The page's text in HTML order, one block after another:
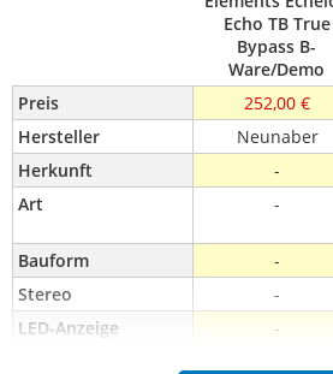
Echo TB True
Bypass B-
Ware/Demo
Preis 252,00 €
Hersteller
Neunaber
Herkunft
-
Art
-
Bauform -
Stereo
-
LED-Anzeige
-